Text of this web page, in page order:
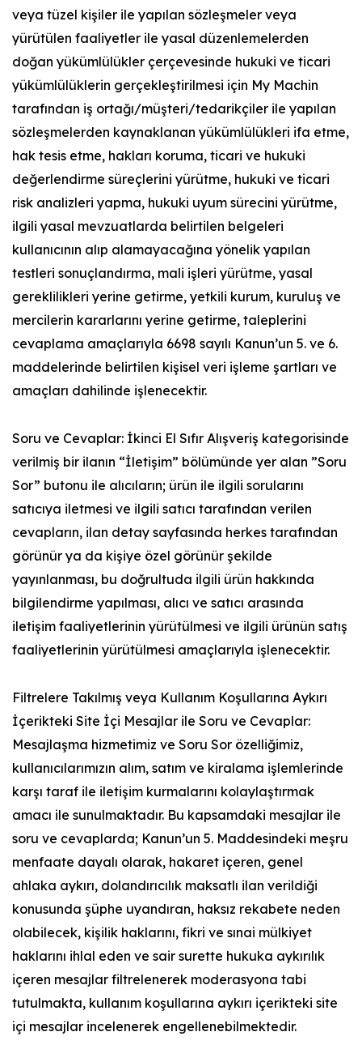
veya tüzel kişiler ile yapılan sözleşmeler veya
yürütülen faaliyetler ile yasal düzenlemelerden
doğan yükümlülükler çerçevesinde hukuki ve ticari
yükümlülüklerin gerçekleştirilmesi için My Machin
tarafından iş ortağı/müşteri/tedarikçiler ile yapılan
sözleşmelerden kaynaklanan yükümlülükleri ifa etme,
hak tesis etme, hakları koruma, ticari ve hukuki
değerlendirme süreçlerini yürütme, hukuki ve ticari
risk analizleri yapma, hukuki uyum sürecini yürütme,
ilgili yasal mevzuatlarda belirtilen belgeleri
kullanıcının alıp alamayacağına yönelik yapılan
testleri sonuçlandırma, mali işleri yürütme, yasal
gereklilikleri yerine getirme, yetkili kurum, kuruluş ve
mercilerin kararlarını yerine getirme, taleplerini
cevaplama amaçlarıyla 6698 sayılı Kanun’un 5. ve 6.
maddelerinde belirtilen kişisel veri işleme şartları ve
amaçları dahilinde işlenecektir.
Soru ve Cevaplar: İkinci El Sıfır Alışveriş kategorisinde
verilmiş bir ilanın “İletişim” bölümünde yer alan ”Soru
Sor” butonu ile alıcıların; ürün ile ilgili sorularını
satıcıya iletmesi ve ilgili satıcı tarafından verilen
cevapların, ilan detay sayfasında herkes tarafından
görünür ya da kişiye özel görünür şekilde
yayınlanması, bu doğrultuda ilgili ürün hakkında
bilgilendirme yapılması, alıcı ve satıcı arasında
iletişim faaliyetlerinin yürütülmesi ve ilgili ürünün satış
faaliyetlerinin yürütülmesi amaçlarıyla işlenecektir.
Filtrelere Takılmış veya Kullanım Koşullarına Aykırı
İçerikteki Site İçi Mesajlar ile Soru ve Cevaplar:
Mesajlaşma hizmetimiz ve Soru Sor özelliğimiz,
kullanıcılarımızın alım, satım ve kiralama işlemlerinde
karşı taraf ile iletişim kurmalarını kolaylaştırmak
amacı ile sunulmaktadır. Bu kapsamdaki mesajlar ile
soru ve cevaplarda; Kanun’un 5. Maddesindeki meşru
menfaate dayalı olarak, hakaret içeren, genel
ahlaka aykırı, dolandırıcılık maksatlı ilan verildiği
konusunda şüphe uyandıran, haksız rekabete neden
olabilecek, kişilik haklarını, fikri ve sınai mülkiyet
haklarını ihlal eden ve sair surette hukuka aykırılık
içeren mesajlar filtrelenerek moderasyona tabi
tutulmakta, kullanım koşullarına aykırı içerikteki site
içi mesajlar incelenerek engellenebilmektedir.